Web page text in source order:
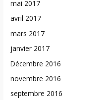
mai 2017
avril 2017
mars 2017
janvier 2017
Décembre 2016
novembre 2016
septembre 2016